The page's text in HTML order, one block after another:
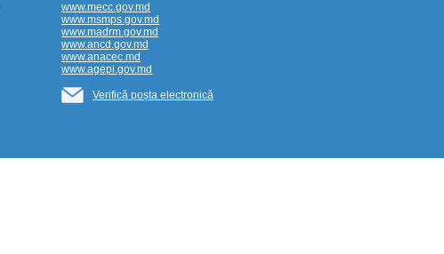
www.mecc.gov.md
www.msmps.gov.md
www.madrm.gov.md
www.ancd.gov.md
www.anacec.md
www.agepi.gov.md
Verifică poșta electronică